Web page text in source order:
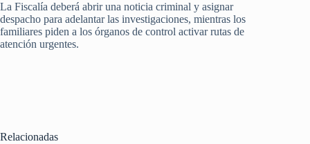
La Fiscalía deberá abrir una noticia criminal y asignar
despacho para adelantar las investigaciones, mientras los
familiares piden a los órganos de control activar rutas de
atención urgentes.
Relacionadas